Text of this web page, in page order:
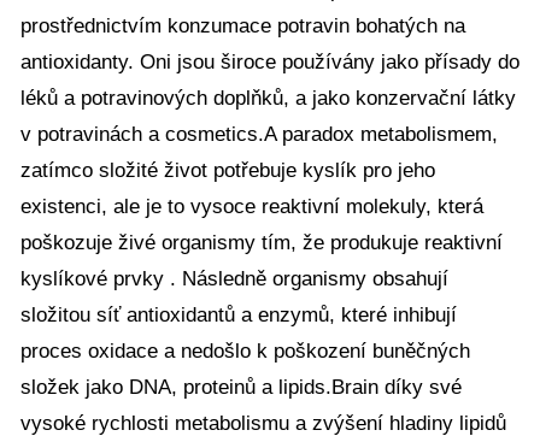
prostřednictvím konzumace potravin bohatých na
antioxidanty. Oni jsou široce používány jako přísady do
léků a potravinových doplňků, a jako konzervační látky
v potravinách a cosmetics.A paradox metabolismem,
zatímco složité život potřebuje kyslík pro jeho
existenci, ale je to vysoce reaktivní molekuly, která
poškozuje živé organismy tím, že produkuje reaktivní
kyslíkové prvky . Následně organismy obsahují
složitou síť antioxidantů a enzymů, které inhibují
proces oxidace a nedošlo k poškození buněčných
složek jako DNA, proteinů a lipids.Brain díky své
vysoké rychlosti metabolismu a zvýšení hladiny lipidů